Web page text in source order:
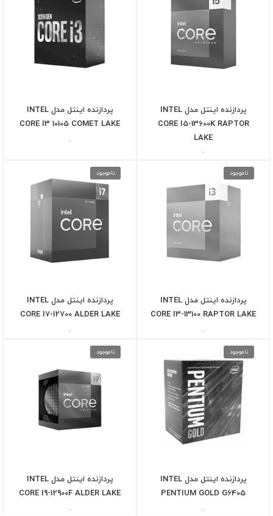
پردازنده اینتل مدل INTEL
CORE I5-13600K RAPTOR
LAKE
-
پردازنده اینتل مدل INTEL
CORE I3 10105 COMET LAKE
-
ناموجود
پردازنده اینتل مدل INTEL
CORE I3-13100 RAPTOR LAKE
-
ناموجود
پردازنده اینتل مدل INTEL
CORE I7-12700 ALDER LAKE
-
ناموجود
پردازنده اینتل مدل INTEL
PENTIUM GOLD G6405
-
ناموجود
پردازنده اینتل مدل INTEL
CORE I9-12900F ALDER LAKE
-